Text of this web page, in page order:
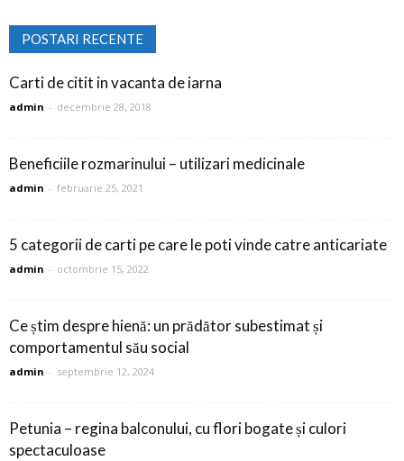
POSTARI RECENTE
Carti de citit in vacanta de iarna
admin - decembrie 28, 2018
Beneficiile rozmarinului – utilizari medicinale
admin - februarie 25, 2021
5 categorii de carti pe care le poti vinde catre anticariate
admin - octombrie 15, 2022
Ce știm despre hienă: un prădător subestimat și
comportamentul său social
admin - septembrie 12, 2024
Petunia – regina balconului, cu flori bogate și culori
spectaculoase